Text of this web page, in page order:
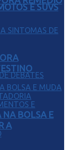
E SUVS
NA BOLSA E
A